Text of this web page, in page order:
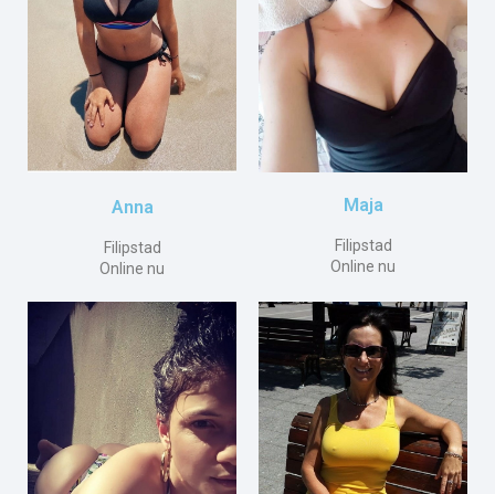
Anna
Filipstad
Online nu
Maja
Filipstad
Online nu